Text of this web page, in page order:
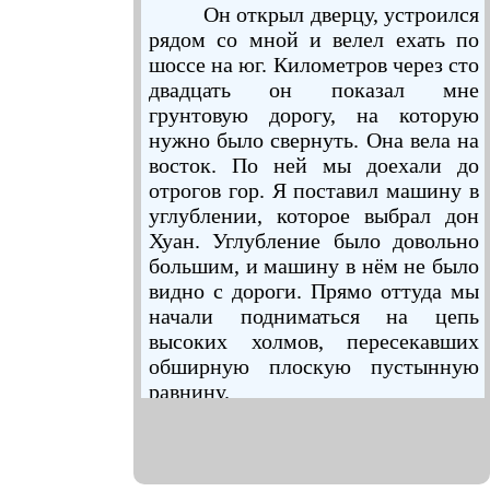
Он открыл дверцу, устроился
рядом со мной и велел ехать по
шоссе на юг. Километров через сто
двадцать он показал мне
грунтовую дорогу, на которую
нужно было свернуть. Она вела на
восток. По ней мы доехали до
отрогов гор. Я поставил машину в
углублении, которое выбрал дон
Хуан. Углубление было довольно
большим, и машину в нём не было
видно с дороги. Прямо оттуда мы
начали подниматься на цепь
высоких холмов, пересекавших
обширную плоскую пустынную
равнину.
потребовал абсолютного